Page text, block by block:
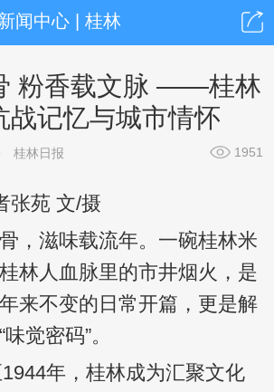
闻中心 | 桂林
粉香载文脉 ——桂林
战记忆与城市情怀
桂林日报 1951
苑 文/摄
滋味载流年。一碗桂林米
林人血脉里的市井烟火，是
来不变的日常开篇，更是解
觉密码”。
年，桂林成为汇聚文化